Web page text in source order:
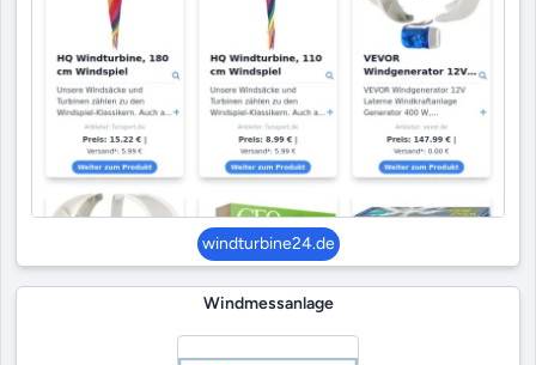
windturbine24.de
Windmessanlage